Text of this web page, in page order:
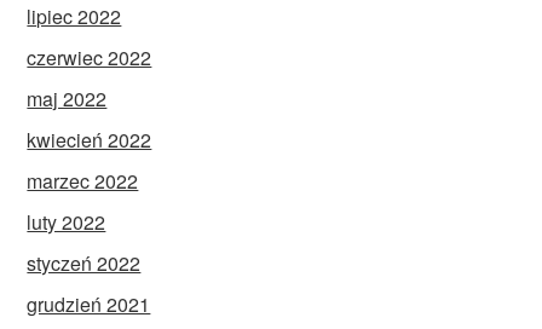
lipiec 2022
czerwiec 2022
maj 2022
kwiecień 2022
marzec 2022
luty 2022
styczeń 2022
grudzień 2021